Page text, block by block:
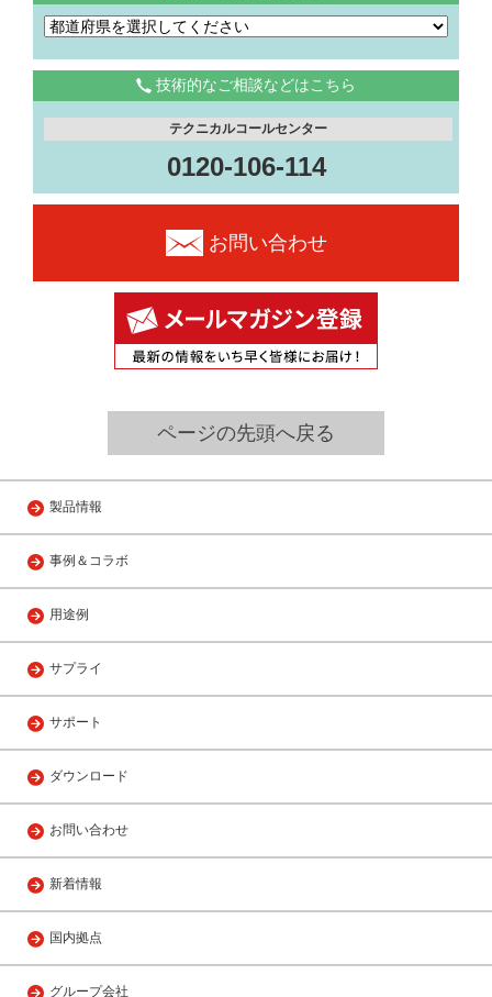
技術的なご相談などはこちら
テクニカルコールセンター
0120-106-114
お問い合わせ
ページの先頭へ戻る
製品情報
事例＆コラボ
用途例
サプライ
サポート
ダウンロード
お問い合わせ
新着情報
国内拠点
グループ会社